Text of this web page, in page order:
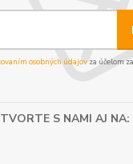
osobných údajov za účelom
TVORTE S NAMI AJ NA: